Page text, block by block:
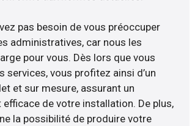
pas besoin de vous préoccuper
administratives, car nous les
pour vous. Dès lors que vous
services, vous profitez ainsi d’un
et sur mesure, assurant un
de votre installation. De plus,
la possibilité de produire votre